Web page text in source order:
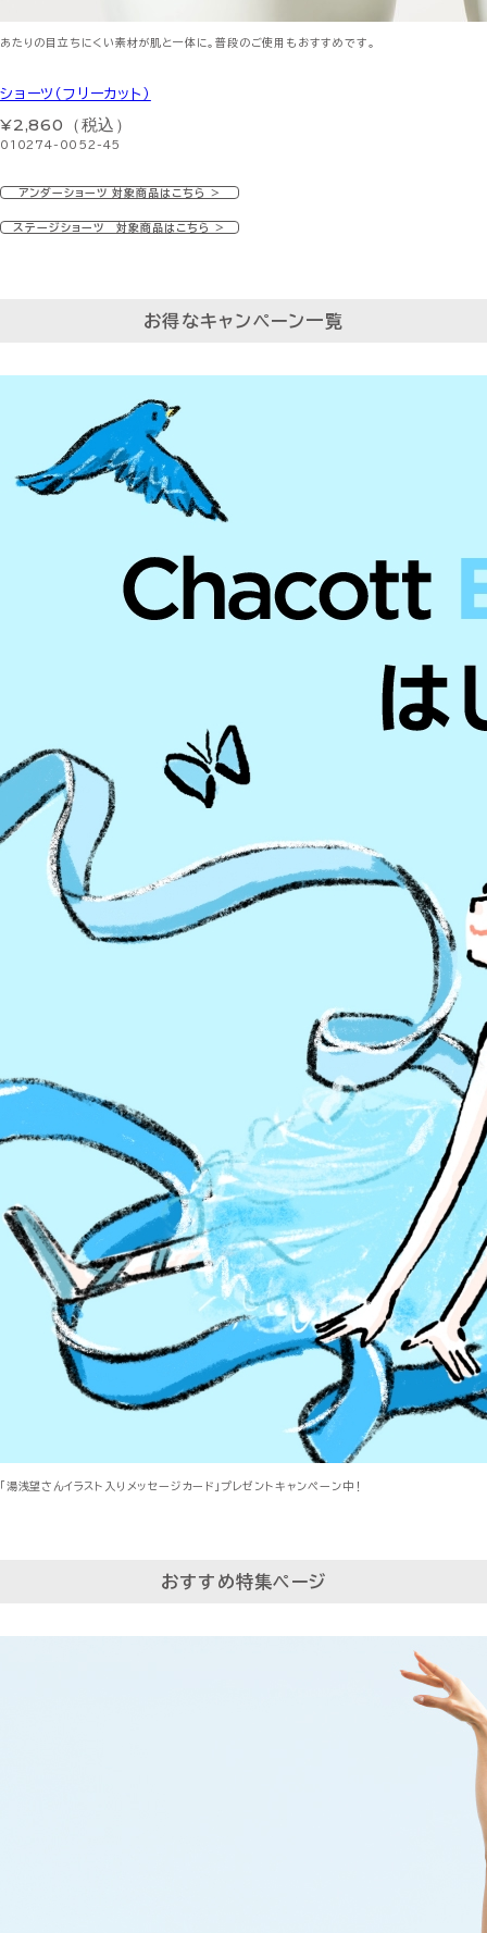
あたりの目立ちにくい素材が肌と一体に。普段のご使用もおすすめです。
ショーツ（フリーカット）
¥2,860（税込）
010274-0052-45
アンダーショーツ 対象商品はこちら ＞
ステージショーツ 対象商品はこちら ＞
お得なキャンペーン一覧
「湯浅望さんイラスト入りメッセージカード」プレゼントキャンペーン中！
おすすめ特集ページ